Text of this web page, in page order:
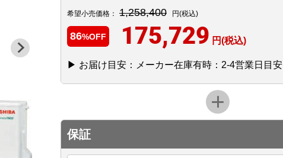
希望小売価格： 1,258,400 円(税込)
86%OFF 175,729 円(税込)
▶ お届け目安：メーカー在庫有時：2-4営業日目安
保証